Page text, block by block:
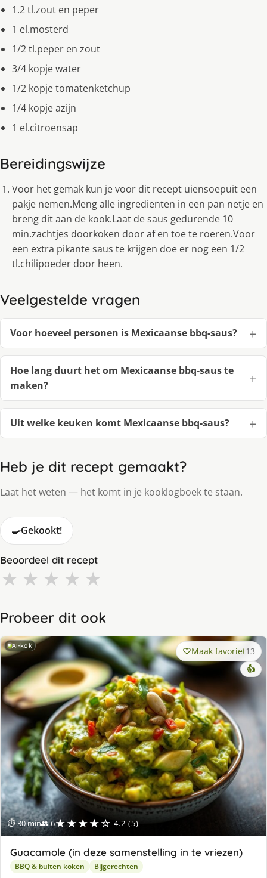
1.2 tl.zout en peper
1 el.mosterd
1/2 tl.peper en zout
3/4 kopje water
1/2 kopje tomatenketchup
1/4 kopje azijn
1 el.citroensap
Bereidingswijze
Voor het gemak kun je voor dit recept uiensoepuit een
pakje nemen.Meng alle ingredienten in een pan netje en
breng dit aan de kook.Laat de saus gedurende 10
min.zachtjes doorkoken door af en toe te roeren.Voor
een extra pikante saus te krijgen doe er nog een 1/2
tl.chilipoeder door heen.
Veelgestelde vragen
Voor hoeveel personen is Mexicaanse bbq-saus?
Hoe lang duurt het om Mexicaanse bbq-saus te
maken?
Uit welke keuken komt Mexicaanse bbq-saus?
Heb je dit recept gemaakt?
Laat het weten — het komt in je kooklogboek te staan.
🍳Gekookt!
Beoordeel dit recept
★ ★ ★ ★ ★
Probeer dit ook
AI-kok
⏱ 30 min👥 6★★★★☆ 4.2 (5)
Maak favoriet13
👍
Guacamole (in deze samenstelling in te vriezen)
BBQ & buiten koken Bijgerechten